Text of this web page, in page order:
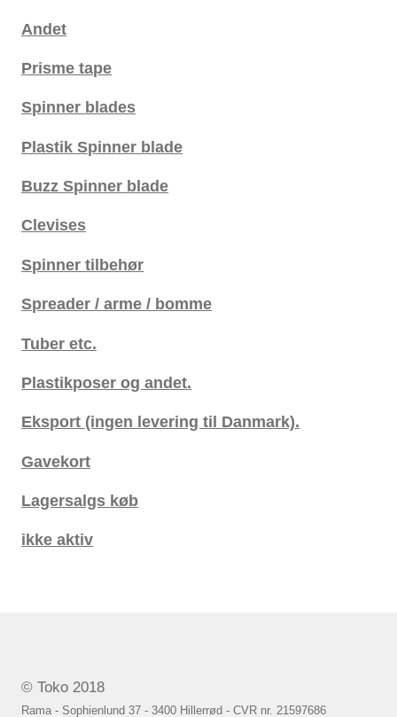
Andet
Prisme tape
Spinner blades
Plastik Spinner blade
Buzz Spinner blade
Clevises
Spinner tilbehør
Spreader / arme / bomme
Tuber etc.
Plastikposer og andet.
Eksport (ingen levering til Danmark).
Gavekort
Lagersalgs køb
ikke aktiv
© Toko 2018
Rama - Sophienlund 37 - 3400 Hillerrød - CVR nr. 21597686